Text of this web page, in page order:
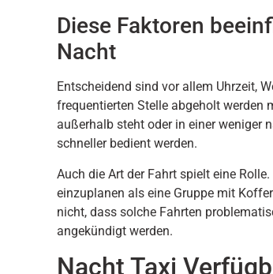
Diese Faktoren
Nacht
Entscheidend sind vor allem Uhrzeit,
frequentierten Stelle abgeholt werden
außerhalb steht oder in einer weniger
schneller bedient werden.
Auch die Art der Fahrt spielt eine
einzuplanen als eine Gruppe mit
nicht, dass solche Fahrten
angekündigt werden.
Nacht Taxi